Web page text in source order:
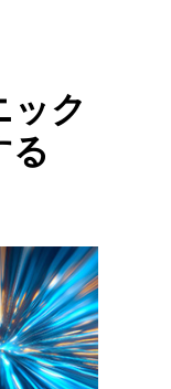
ック
る